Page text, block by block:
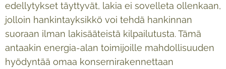
edellytykset täyttyvät, lakia ei sovelleta ollenkaan,
jolloin hankintayksikkö voi tehdä hankinnan
suoraan ilman lakisääteistä kilpailutusta. Tämä
antaakin energia-alan toimijoille mahdollisuuden
hyödyntää omaa konsernirakennettaan